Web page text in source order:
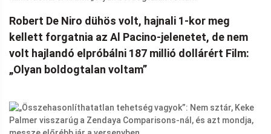
Robert De Niro dühös volt, hajnali 1-kor meg
kellett forgatnia az Al Pacino-jelenetet, de nem
volt hajlandó elpróbálni 187 millió dollárért Film:
„Olyan boldogtalan voltam”